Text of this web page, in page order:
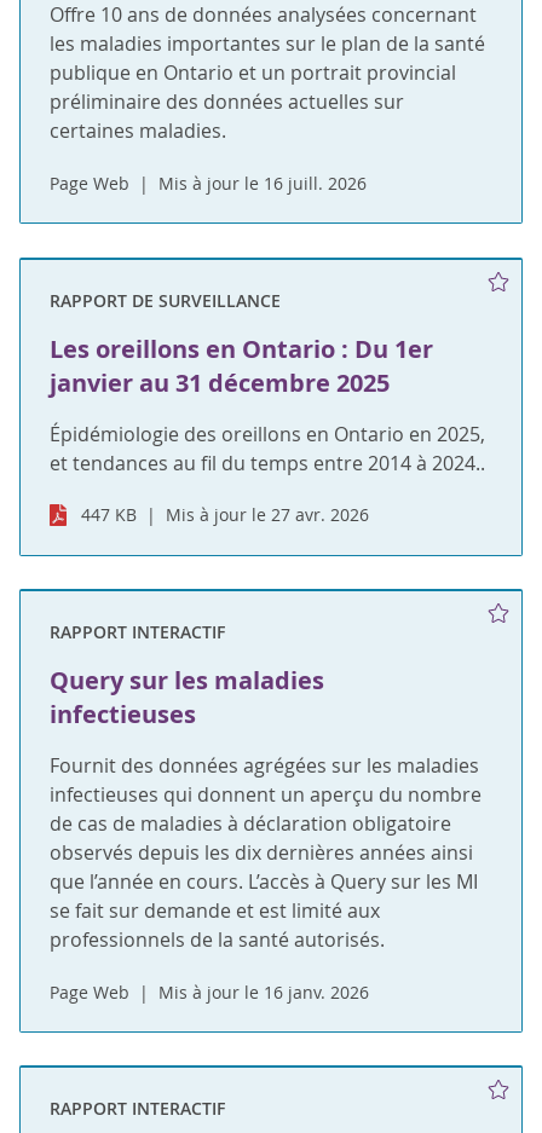
Offre 10 ans de données analysées concernant
les maladies importantes sur le plan de la santé
publique en Ontario et un portrait provincial
préliminaire des données actuelles sur
certaines maladies.
Page Web Mis à jour le 16 juill. 2026
RAPPORT DE SURVEILLANCE
Les oreillons en Ontario : Du 1er
janvier au 31 décembre 2025
Épidémiologie des oreillons en Ontario en 2025,
et tendances au fil du temps entre 2014 à 2024..
447 KB Mis à jour le 27 avr. 2026
RAPPORT INTERACTIF
Query sur les maladies
infectieuses
Fournit des données agrégées sur les maladies
infectieuses qui donnent un aperçu du nombre
de cas de maladies à déclaration obligatoire
observés depuis les dix dernières années ainsi
que l’année en cours. L’accès à Query sur les MI
se fait sur demande et est limité aux
professionnels de la santé autorisés.
Page Web Mis à jour le 16 janv. 2026
RAPPORT INTERACTIF